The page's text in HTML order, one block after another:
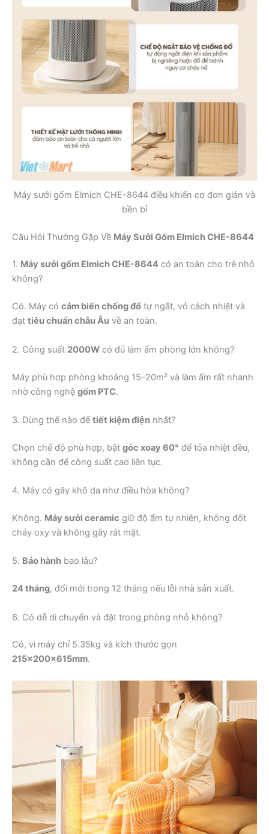
Máy sưởi gốm Elmich CHE-8644 điều khiển cơ đơn giản và
bền bỉ
Câu Hỏi Thường Gặp Về Máy Sưởi Gốm Elmich CHE-8644
1. Máy sưởi gốm Elmich CHE-8644 có an toàn cho trẻ nhỏ
không?
Có. Máy có cảm biến chống đổ tự ngắt, vỏ cách nhiệt và
đạt tiêu chuẩn châu Âu về an toàn.
2. Công suất 2000W có đủ làm ấm phòng lớn không?
Máy phù hợp phòng khoảng 15–20m² và làm ấm rất nhanh
nhờ công nghệ gốm PTC.
3. Dùng thế nào để tiết kiệm điện nhất?
Chọn chế độ phù hợp, bật góc xoay 60° để tỏa nhiệt đều,
không cần để công suất cao liên tục.
4. Máy có gây khô da như điều hòa không?
Không. Máy sưởi ceramic giữ độ ẩm tự nhiên, không đốt
cháy oxy và không gây rát mặt.
5. Bảo hành bao lâu?
24 tháng, đổi mới trong 12 tháng nếu lỗi nhà sản xuất.
6. Có dễ di chuyển và đặt trong phòng nhỏ không?
Có, vì máy chỉ 5.35kg và kích thước gọn
215x200x615mm.